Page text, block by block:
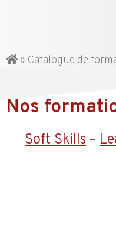
» Catalogue de
Nos
Soft Skills –